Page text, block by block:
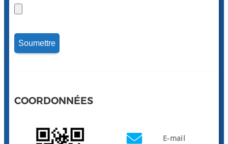
COORDONNÉES
E-mail